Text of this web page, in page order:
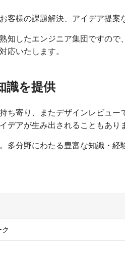
様の課題解決、アイデア提案
知したエンジニア集団ですので
応いたします。
識を提供
ち寄り、またデザインレビュー
デアが生み出されることもあり
多分野にわたる豊富な知識・経